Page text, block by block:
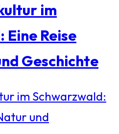
im
Reise
Geschichte